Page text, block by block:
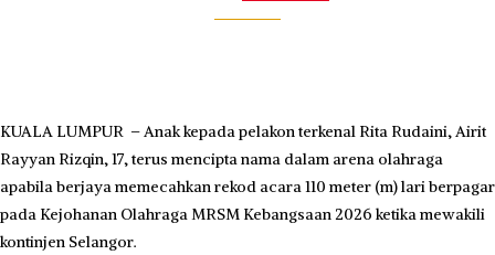
KUALA LUMPUR – Anak kepada pelakon terkenal Rita Rudaini, Airit
Rayyan Rizqin, 17, terus mencipta nama dalam arena olahraga
apabila berjaya memecahkan rekod acara 110 meter (m) lari berpagar
pada Kejohanan Olahraga MRSM Kebangsaan 2026 ketika mewakili
kontinjen Selangor.